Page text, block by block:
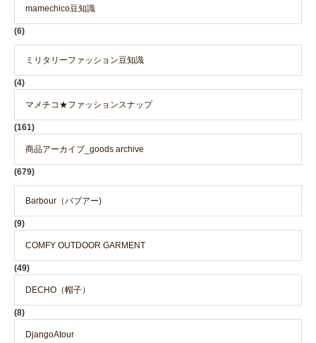
mamechico豆知識
(6)
ミリタリーファッション豆知識
(4)
マメチコ★ファッションスナップ
(161)
商品アーカイブ_goods archive
(679)
Barbour（バブアー)
(9)
COMFY OUTDOOR GARMENT
(49)
DECHO（帽子）
(8)
DjangoAtour